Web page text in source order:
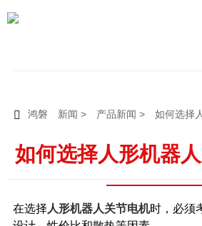
 鸿磐 新闻 > 产品新闻 > 如何选择
如何选择人形机器
在选择 人形机器人关节电机时，必须